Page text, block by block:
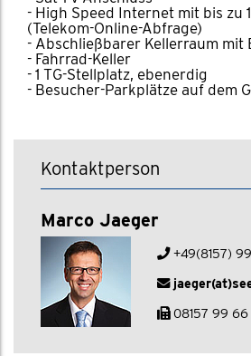
- High Speed Internet mit bis zu
(Telekom-Online-Abfrage)
- Abschließbarer Kellerraum mit
- Fahrrad-Keller
- 1 TG-Stellplatz, ebenerdig
- Besucher-Parkplätze auf dem
Kontaktperson
Marco Jaeger
+49(8157)
08157 99 66